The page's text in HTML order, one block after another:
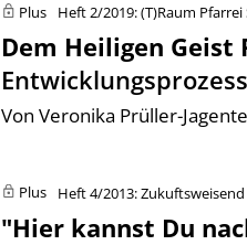
Plus Heft 2/2019: (T)Raum Pfarrei
Dem Heiligen Geist
Von Veronika Prüller-
Plus Heft 4/2013: Zukuftsweisend
"Hier kannst Du